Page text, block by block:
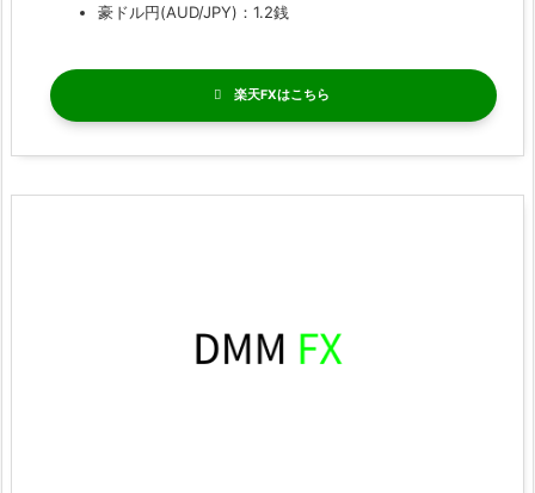
豪ドル円(AUD/JPY)：1.2銭
楽天FX